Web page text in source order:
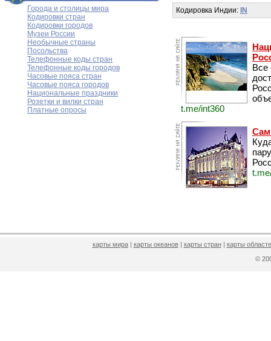
Города и столицы мира
Кодировки стран
Кодировки городов
Музеи России
Необычные страны
Посольства
Телефонные коды стран
Телефонные коды городов
Часовые пояса стран
Часовые пояса городов
Национальные праздники
Розетки и вилки стран
Платные опросы
Кодировка Индии: IN
Все
t.me/int360
карты мира| карты океанов| карты стран| карты
©